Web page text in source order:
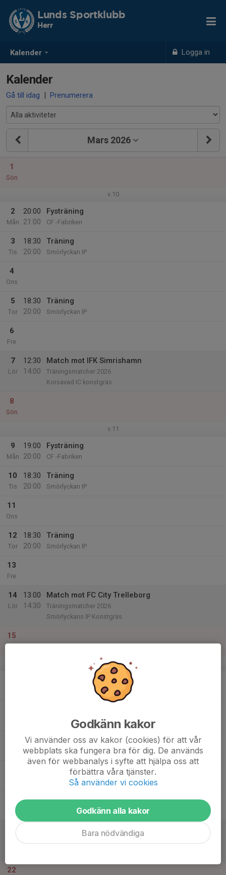
Kalender Logga in
Lunds Sportklubb
Herr
Kalender
Gå till idag | Prenumerera
Mars 2026
1
Sön
v.10
2
Mån
20:00
21:00
Fysträning
CF -Fabriken
3
Tis
18:30
20:00
Träning
Smörlyckan IP
4
Ons
5
Tor
18:30
20:00
Träning
Smörlyckan IP
6
Fre
7
Lör
12:30
14:00
Match mot IFK Simrishamn
Träningsmatcher 2026
Korsavad IC konstgräs
8
Sön
v.11
9
Mån
19:00
20:00
Fysträning
CF -Fabriken
10
Tis
18:30
20:00
Träning
Smörlyckan IP
11
Ons
12
Tor
18:30
20:00
Träning
Smörlyckan IP
13
Fre
14
Lör
13:00
14:30
Match mot FC City Trelleborg
Träningsmatcher 2026
Smörlyckans IP Konstgräs
15
Sön
v.12
Smörlyckan IP
Träning
Smörlyckan IP
Fre
Match mot IFK Klagshamn
22
Godkänn kakor
Vi använder oss av kakor (cookies) för att vår
webbplats ska fungera bra för dig. De används
även för webbanalys i syfte att hjälpa oss att
förbättra våra tjänster.
Så använder vi cookies
Godkänn alla kakor
Bara nödvändiga